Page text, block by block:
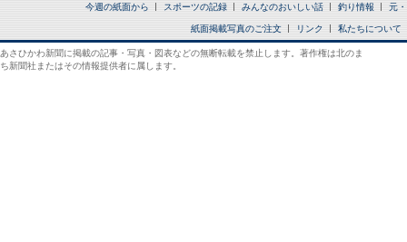
今週の紙面から スポーツの記録 みんなのおいしい話 釣り情報 元
紙面掲載写真のご注文 リンク 私たちについて
あさひかわ新聞に掲載の記事・写真・図表などの無断転載を禁止します。著作権は北のま
ち新聞社またはその情報提供者に属します。